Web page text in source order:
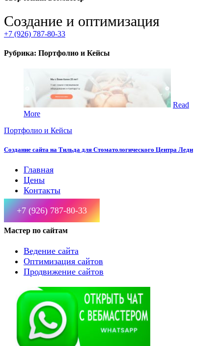
Создание и оптимизация
+7 (926) 787-80-33
Рубрика: Портфолио и Кейсы
Read
More
Портфолио и Кейсы
Создание сайта на Тильда для Стоматологического Центра Леди
Главная
Цены
Контакты
+7 (926) 787-80-33
Мастер по сайтам
Ведение сайта
Оптимизация сайтов
Продвижение сайтов